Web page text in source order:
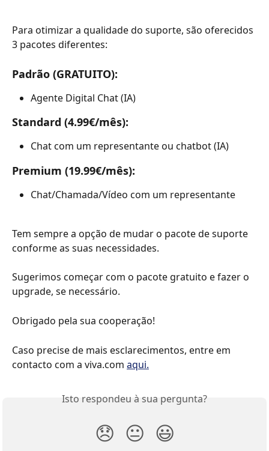
Para otimizar a qualidade do suporte, são oferecidos
3 pacotes diferentes:
Padrão (GRATUITO):
Agente Digital Chat (IA)
Standard (4.99€/mês):
Chat com um representante ou chatbot (IA)
Premium (19.99€/mês):
Chat/Chamada/Vídeo com um representante
Tem sempre a opção de mudar o pacote de suporte
conforme as suas necessidades.
Sugerimos começar com o pacote gratuito e fazer o
upgrade, se necessário.
Obrigado pela sua cooperação!
Caso precise de mais esclarecimentos, entre em
contacto com a viva.com aqui.
Isto respondeu à sua pergunta?
😞 😐 😃